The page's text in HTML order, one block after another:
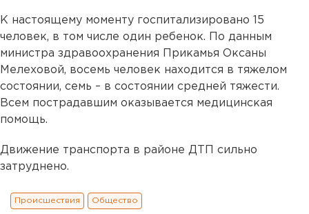
К настоящему моменту госпитализировано 15
человек, в том числе один ребенок. По данным
министра здравоохранения Прикамья Оксаны
Мелеховой, восемь человек находится в тяжелом
состоянии, семь – в состоянии средней тяжести.
Всем пострадавшим оказывается медицинская
помощь.
Движение транспорта в районе ДТП сильно
затруднено.
Происшествия Общество